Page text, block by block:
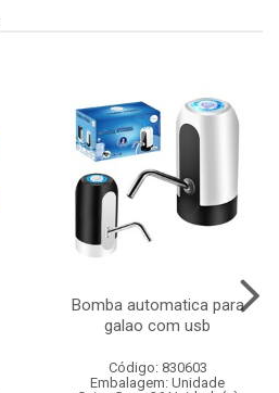
Bomba automatica para
galao com usb
Código: 830603
Embalagem: Unidade